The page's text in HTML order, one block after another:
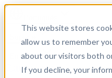
This website stores
allow us to remember
about our visitors both
If you decline, your
Suporte
Empresa
Comece agora